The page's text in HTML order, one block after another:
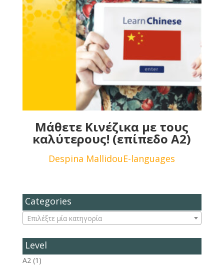
Μάθετε Κινέζικα με τους
καλύτερους! (επίπεδο Α2)
Despina MallidouE-languages
Categories
Επιλέξτε μία κατηγορία
Level
A2 (1)